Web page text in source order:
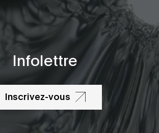
Infolettre
Inscrivez-vous